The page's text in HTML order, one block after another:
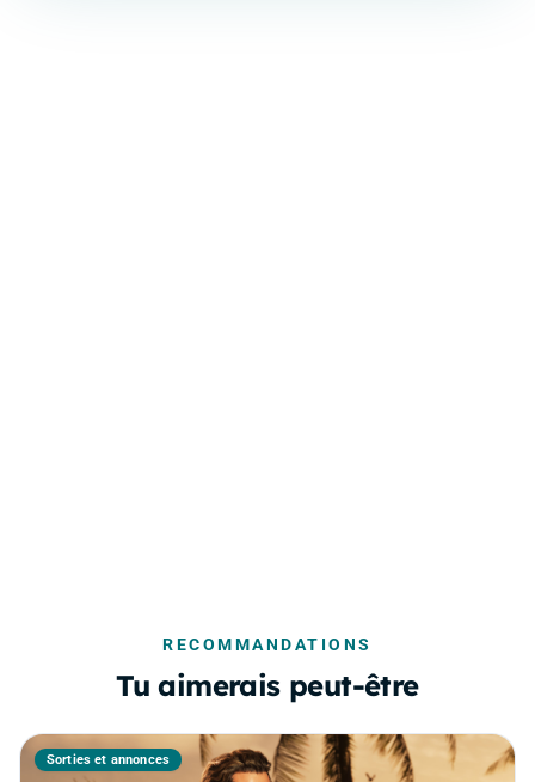
RECOMMANDATIONS
Tu aimerais peut-être
Sorties et annonces